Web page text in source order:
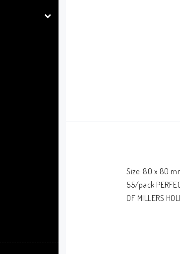
Size: 80 x 80
55/pack
OF MILLERS